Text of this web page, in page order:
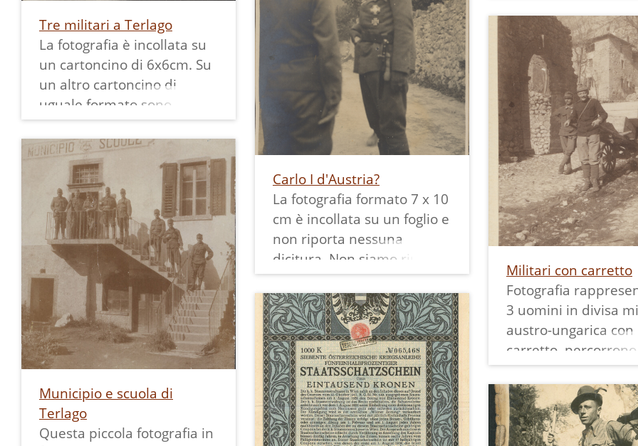
Vezzano"
Tre militari a Terlago
La fotografia è incollata su
un cartoncino di 6x6cm. Su
un altro cartoncino di
uguale formato sono
riportati data, nome e
grado dei militari.
Carlo I d'Austria?
La fotografia formato 7 x 10
cm è incollata su un foglio e
non riporta nessuna
dicitura. Non siamo riusciti
a localizzare lo scatto per
cui abbiamo accettato la
classificazione effettuata e
ipotizzato potagonista e
data: Saluto tra Carlo I
d'Austria (?) e soldato
austriaco di spalle.
Militari con carretto
Fotografia
3 uomini in divisa
austro-ungarica con
carretto, percorrono
strada ripida in
tipica del territorio.
secondo piano a
presente un arco
Municipio e scuola di
Terlago
Questa piccola fotografia in